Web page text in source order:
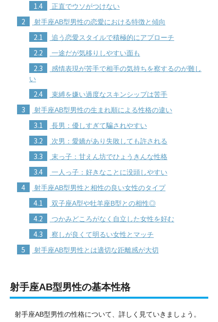
1.4 正直でウソがつけない
2 射手座AB型男性の恋愛における特徴と傾向
2.1 追う恋愛スタイルで積極的にアプローチ
2.2 一途だが気移りしやすい面も
2.3
感情表現が苦手で相手の気持ちを察するのが難し
い
2.4 束縛を嫌い過度なスキンシップは苦手
3 射手座AB型男性の生まれ順による性格の違い
3.1 長男：優しすぎて騙されやすい
3.2 次男：愛嬌があり失敗しても許される
3.3 末っ子：甘えん坊でひょうきんな性格
3.4 一人っ子：好きなことに没頭しやすい
4 射手座AB型男性と相性の良い女性のタイプ
4.1 双子座A型や牡羊座B型との相性◎
4.2 つかみどころがなく自立した女性を好む
4.3 察しが良くて明るい女性とマッチ
5 射手座AB型男性とは適切な距離感が大切
射手座AB型男性の基本性格
射手座AB型男性の性格について、詳しく見ていきましょう。